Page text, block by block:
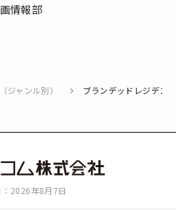
情報部
ジャンル別） ブランデッドレジデン
：2026年8月7日